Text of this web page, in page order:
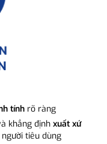
tính rõ ràng
khẳng định xuất xứ
tiêu dùng